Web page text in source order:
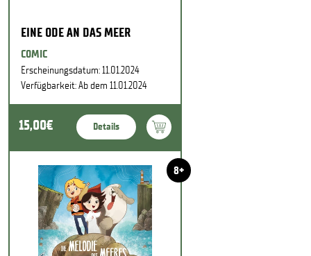
EINE ODE AN DAS MEER
COMIC
Erscheinungsdatum: 11.01.2024
Verfügbarkeit: Ab dem 11.01.2024
15,00€ Details
8+